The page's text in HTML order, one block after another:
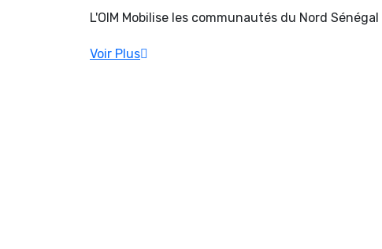
L'OIM Mobilise les communautés du Nord
Voir Plus